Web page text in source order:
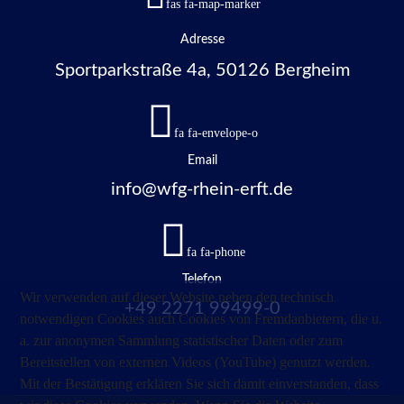
fas fa-map-marker
Adresse
Sportparkstraße 4a, 50126 Bergheim
fa fa-envelope-o
Email
info@wfg-rhein-erft.de
fa fa-phone
Telefon
+49 2271 99499-0
Wir verwenden auf dieser Website neben den technisch
notwendigen Cookies auch Cookies von Fremdanbietern, die u.
a. zur anonymen Sammlung statistischer Daten oder zum
Bereitstellen von externen Videos (YouTube) genutzt werden.
Mit der Bestätigung erklären Sie sich damit einverstanden, dass